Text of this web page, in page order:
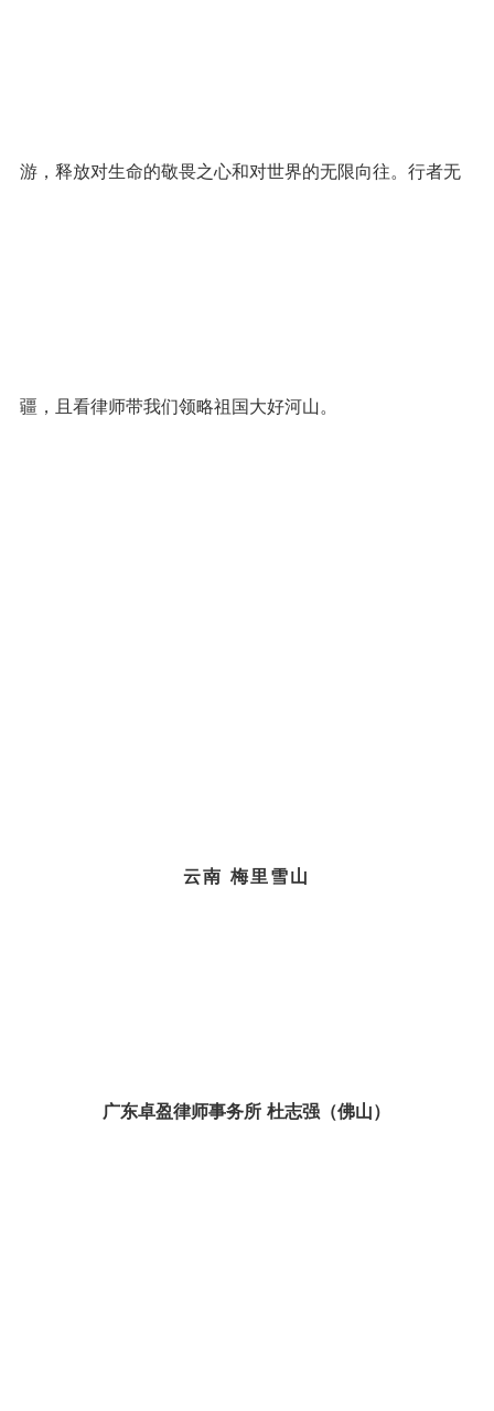
游，释放对生命的敬畏之心和对世界的无限向往。行者无
疆，且看律师带我们领略祖国大好河山。
云南 梅里雪山
广东卓盈律师事务所 杜志强（佛山）